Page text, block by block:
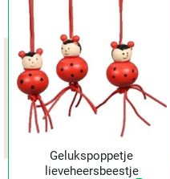
Gelukspoppetje
lieveheersbeestje